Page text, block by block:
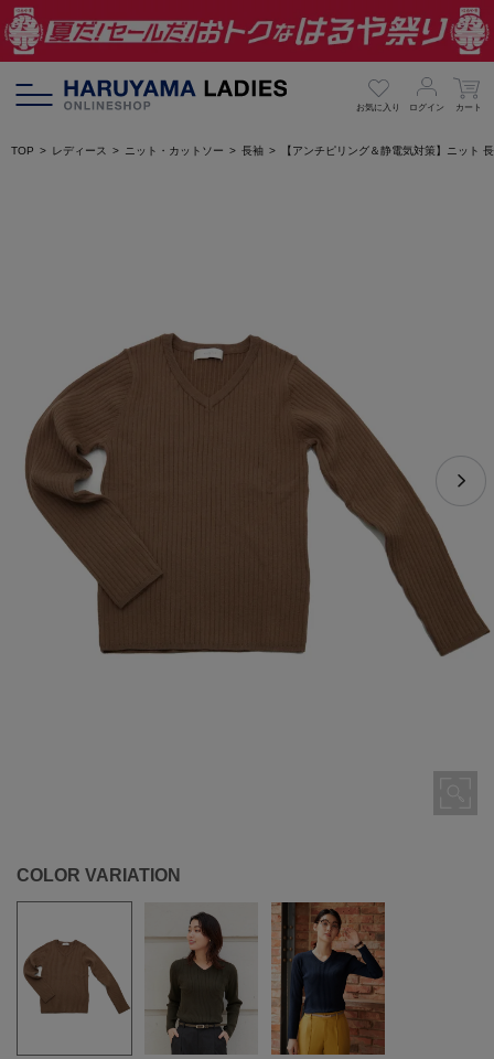
お気に入り ログイン カート
TOP レディース ニット・カットソー 長袖 【アンチピリング＆静電気対策】ニット
COLOR VARIATION